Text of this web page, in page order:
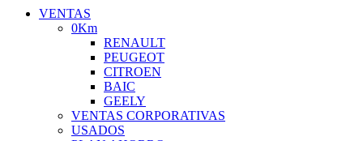
VENTAS
0Km
RENAULT
PEUGEOT
CITROEN
BAIC
GEELY
VENTAS CORPORATIVAS
USADOS